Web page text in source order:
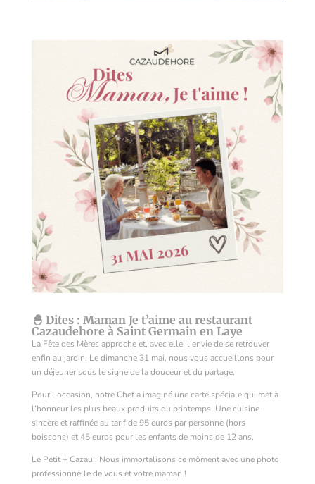
🐣 Dites : Maman Je t’aime au restaurant
Cazaudehore à Saint Germain en Laye
La Fête des Mères approche et, avec elle, l’envie de se retrouver
enfin au jardin. Le dimanche 31 mai, nous vous accueillons pour
un déjeuner sous le signe de la douceur et du partage.
Pour l’occasion, notre Chef a imaginé une carte spéciale qui met à
l’honneur les plus beaux produits du printemps. Une cuisine
sincère et raffinée au tarif de 95 euros par personne (hors
boissons) et 45 euros pour les enfants de moins de 12 ans.
Le Petit + Cazau’: Nous immortalisons ce môment avec une photo
professionnelle de vous et votre maman !